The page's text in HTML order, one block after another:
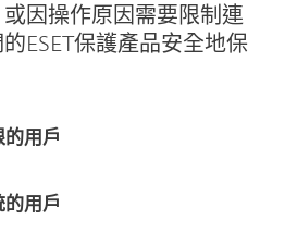
因操作原因需要限制連
ESET保護產品安全地保
用戶
用戶